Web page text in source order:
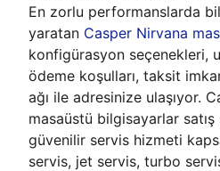
En zorlu performanslarda
yaratan Casper Nirvana
konfigürasyon seçenekleri,
ödeme koşulları, taksit
ağı ile adresinize ulaşıyor.
masaüstü bilgisayarlar satış
güvenilir servis hizmeti
servis, jet servis, turbo